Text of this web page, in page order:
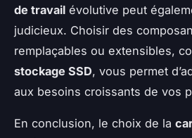
de travail évolutive peut
judicieux. Choisir des
remplaçables ou extensibles,
stockage SSD, vous permet
aux besoins croissants de vos
En conclusion, le choix de la